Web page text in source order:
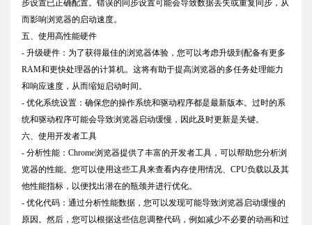
步设置已正确配置。错误的同步设置可能会导致数据丢失或重复同步，从
而影响浏览器的启动速度。
五、使用高性能硬件
- 升级硬件：为了获得最佳的浏览器体验，您可以考虑升级到配备有更多
RAM和更快处理器的计算机。这将有助于提高浏览器的多任务处理能力
和响应速度，从而缩短启动时间。
- 优化系统设置：确保您的操作系统和驱动程序都是最新版本。过时的系
统和驱动程序可能会导致浏览器启动缓慢，因此及时更新是关键。
六、使用开发者工具
- 分析性能：Chrome浏览器提供了丰富的开发者工具，可以帮助您分析浏
览器的性能。您可以使用这些工具来查看内存使用情况、CPU负载以及其
他性能指标，以便找出潜在的瓶颈并进行优化。
- 优化代码：通过分析性能数据，您可以发现可能导致浏览器启动缓慢的
原因。然后，您可以根据这些信息调整代码，例如减少不必要的动画和过